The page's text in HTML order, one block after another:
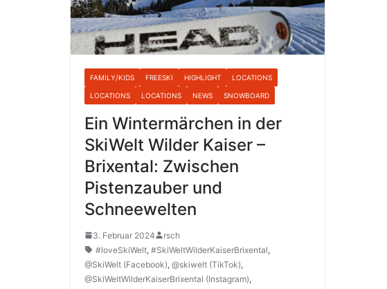
FAMILY/KIDS FREESKI HIGHLIGHT LOCATIONS
LOCATIONS LOCATIONS NEWS SNOWBOARD
Ein Wintermärchen in der
SkiWelt Wilder Kaiser –
Brixental: Zwischen
Pistenzauber und
Schneewelten
3. Februar 2024
rsch
#loveSkiWelt, #SkiWeltWilderKaiserBrixental,
@SkiWelt (Facebook), @skiwelt (TikTok),
@SkiWeltWilderKaiserBrixental (Instagram),